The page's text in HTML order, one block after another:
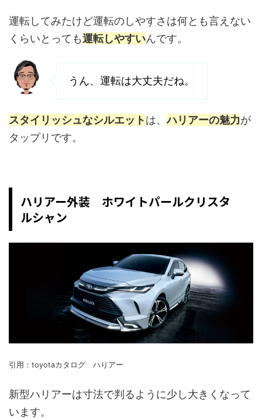
運転してみたけど運転のしやすさは何とも言えない
くらいとっても運転しやすいんです。
うん、運転は大丈夫だね。
スタイリッシュなシルエットは、ハリアーの魅力が
タップリです。
ハリアー外装 ホワイトパールクリスタ
ルシャン
引用：toyotaカタログ ハりアー
新型ハリアーは寸法で判るように少し大きくなって
います。